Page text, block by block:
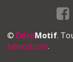
© DécoMotif.
bewod.com.